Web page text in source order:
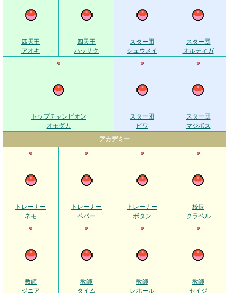
四天王
アオキ
四天王
ハッサク
スター団
シュウメイ
スター団
オルティガ
トップチャンピオン
オモダカ
スター団
ビワ
スター団
マジボス
アカデミー
トレーナー
ネモ
トレーナー
ペパー
トレーナー
ボタン
校長
クラベル
教師
ジニア
教師
タイム
教師
レホール
教師
セイジ